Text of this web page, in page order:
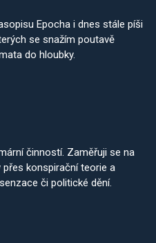
Epocha i dnes stále píši
se snažím poutavě
do hloubky.
činností. Zaměřuji se na
konspirační teorie a
či politické dění.